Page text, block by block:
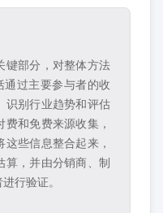
键部分，对整体方法
通过主要参与者的收
识别行业趋势和评估
和免费来源收集，
些信息整合起来，
算，并由分销商、制
行验证。